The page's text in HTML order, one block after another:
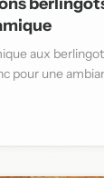
aux
pour une